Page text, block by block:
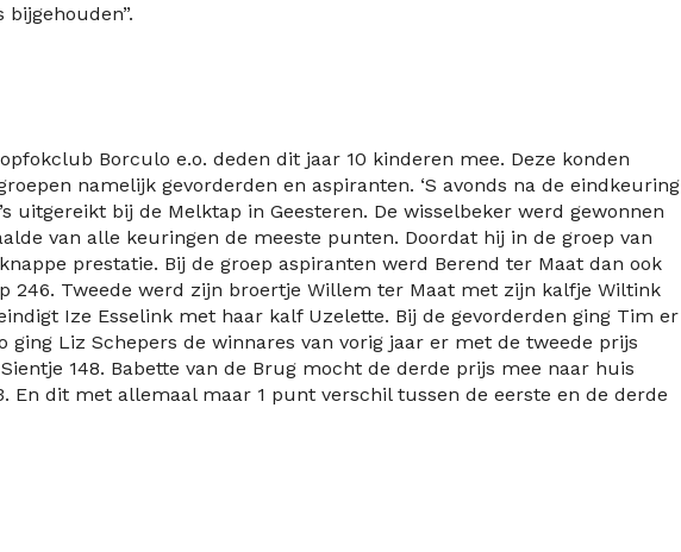
Borculo e.o. deden dit jaar 10 kinderen mee. Deze konden
namelijk gevorderden en aspiranten. ‘S avonds na de eindkeuring
uitgereikt bij de Melktap in Geesteren. De wisselbeker werd gewonnen
van alle keuringen de meeste punten. Doordat hij in de groep van
prestatie. Bij de groep aspiranten werd Berend ter Maat dan ook
246. Tweede werd zijn broertje Willem ter Maat met zijn kalfje Wiltink
Ize Esselink met haar kalf Uzelette. Bij de gevorderden ging Tim er
ging Liz Schepers de winnares van vorig jaar er met de tweede prijs
148. Babette van de Brug mocht de derde prijs mee naar huis
En dit met allemaal maar 1 punt verschil tussen de eerste en de derde